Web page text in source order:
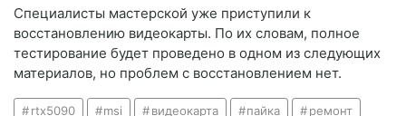
Специалисты мастерской уже приступили к
восстановлению видеокарты. По их словам, полное
тестирование будет проведено в одном из следующих
материалов, но проблем с восстановлением нет.
rtx5090 msi видеокарта пайка ремонт